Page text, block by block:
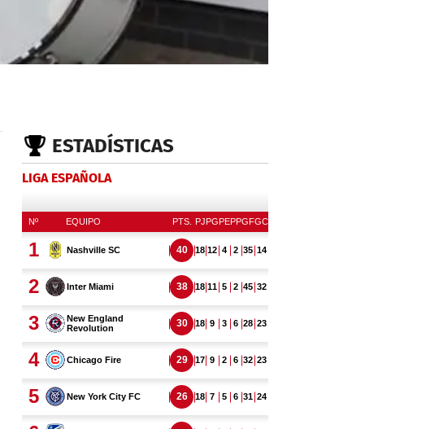
ESTADÍSTICAS
LIGA ESPAÑOLA